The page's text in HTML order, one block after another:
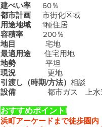
建ぺい率 60％
都市計画 市街化区域
用途地域 1種住居
容積率 200％
地目
宅地
最適用途 住宅用地
地勢 平坦
現況 更地
引渡し（時期/方法） 相談
設備 都市ガス 上水
おすすめポイント!
浜町アーケードまで徒歩圏内